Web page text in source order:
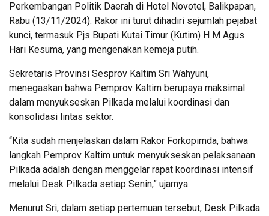
Perkembangan Politik Daerah di Hotel Novotel, Balikpapan,
Rabu (13/11/2024). Rakor ini turut dihadiri sejumlah pejabat
kunci, termasuk Pjs Bupati Kutai Timur (Kutim) H M Agus
Hari Kesuma, yang mengenakan kemeja putih.
Sekretaris Provinsi Sesprov Kaltim Sri Wahyuni,
menegaskan bahwa Pemprov Kaltim berupaya maksimal
dalam menyukseskan Pilkada melalui koordinasi dan
konsolidasi lintas sektor.
“Kita sudah menjelaskan dalam Rakor Forkopimda, bahwa
langkah Pemprov Kaltim untuk menyukseskan pelaksanaan
Pilkada adalah dengan menggelar rapat koordinasi intensif
melalui Desk Pilkada setiap Senin,” ujarnya.
Menurut Sri, dalam setiap pertemuan tersebut, Desk Pilkada